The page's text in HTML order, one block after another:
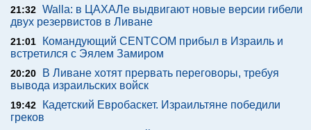
21:32 Walla: в ЦАХАЛе выдвигают новые версии гибели
двух резервистов в Ливане
21:01
Командующий CENTCOM прибыл в Израиль и
встретился с Эялем Замиром
20:20
В Ливане хотят прервать переговоры, требуя
вывода израильских войск
19:42
Кадетский Евробаскет. Израильтяне победили
греков